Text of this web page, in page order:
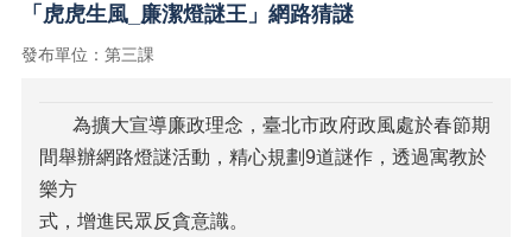
「虎虎生風_廉潔燈謎王」網路猜謎
發布單位：第三課
為擴大宣導廉政理念，臺北市政府政風處於春節期
間舉辦網路燈謎活動，精心規劃9道謎作，透過寓教於
樂方
式，增進民眾反貪意識。